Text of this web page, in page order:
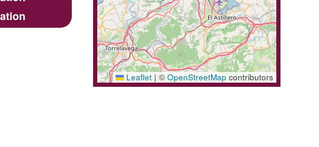
Leaflet | © OpenStreetMap contributors